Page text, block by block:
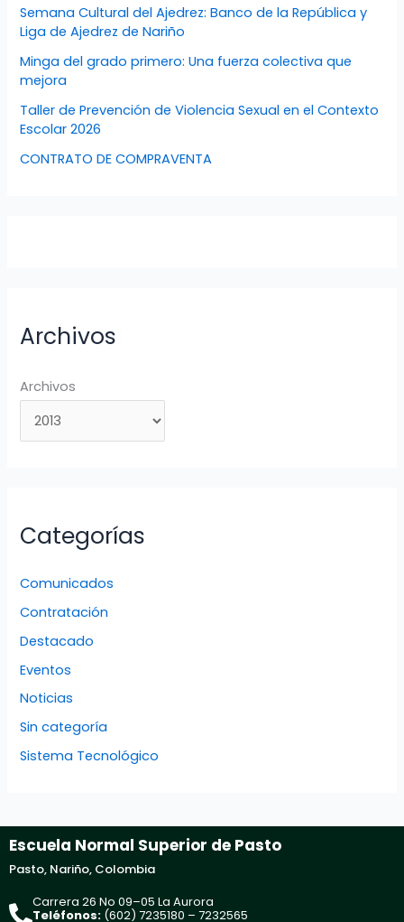
Semana Cultural del Ajedrez: Banco de la República y
Liga de Ajedrez de Nariño
Minga del grado primero: Una fuerza colectiva que
mejora
Taller de Prevención de Violencia Sexual en el Contexto
Escolar 2026
CONTRATO DE COMPRAVENTA
Archivos
Archivos
Categorías
Comunicados
Contratación
Destacado
Eventos
Noticias
Sin categoría
Sistema Tecnológico
Escuela Normal Superior de Pasto
Pasto, Nariño, Colombia
Carrera 26 No 09–05 La Aurora
Teléfonos: (602) 7235180 – 7232565